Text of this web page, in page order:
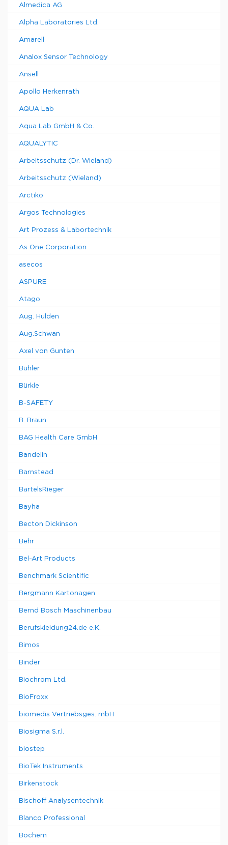
Almedica AG
Alpha Laboratories Ltd.
Amarell
Analox Sensor Technology
Ansell
Apollo Herkenrath
AQUA Lab
Aqua Lab GmbH & Co.
AQUALYTIC
Arbeitsschutz (Dr. Wieland)
Arbeitsschutz (Wieland)
Arctiko
Argos Technologies
Art Prozess & Labortechnik
As One Corporation
asecos
ASPURE
Atago
Aug. Hulden
Aug.Schwan
Axel von Gunten
Bühler
Bürkle
B-SAFETY
B. Braun
BAG Health Care GmbH
Bandelin
Barnstead
BartelsRieger
Bayha
Becton Dickinson
Behr
Bel-Art Products
Benchmark Scientific
Bergmann Kartonagen
Bernd Bosch Maschinenbau
Berufskleidung24.de e.K.
Bimos
Binder
Biochrom Ltd.
BioFroxx
biomedis Vertriebsges. mbH
Biosigma S.r.l.
biostep
BioTek Instruments
Birkenstock
Bischoff Analysentechnik
Blanco Professional
Bochem